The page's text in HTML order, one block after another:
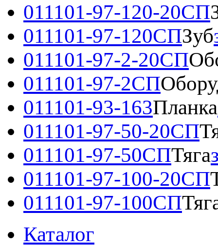
011101-97-120-20СП
011101-97-120СПЗуб
011101-97-2-20СП
011101-97-2СП
011101-93-163Планка
011101-97-50-20СП
011101-97-50СПТяга
011101-97-100-20СП
011101-97-100СП
Каталог